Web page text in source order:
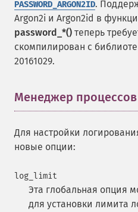
PASSWORD_ARGON2ID.
Argon2i и Argon2id в
password_*() теперь
скомпилирован с
20161029.
Менеджер процессов
Для настройки
новые опции:
log_limit
Эта глобальная опция
для установки лимита